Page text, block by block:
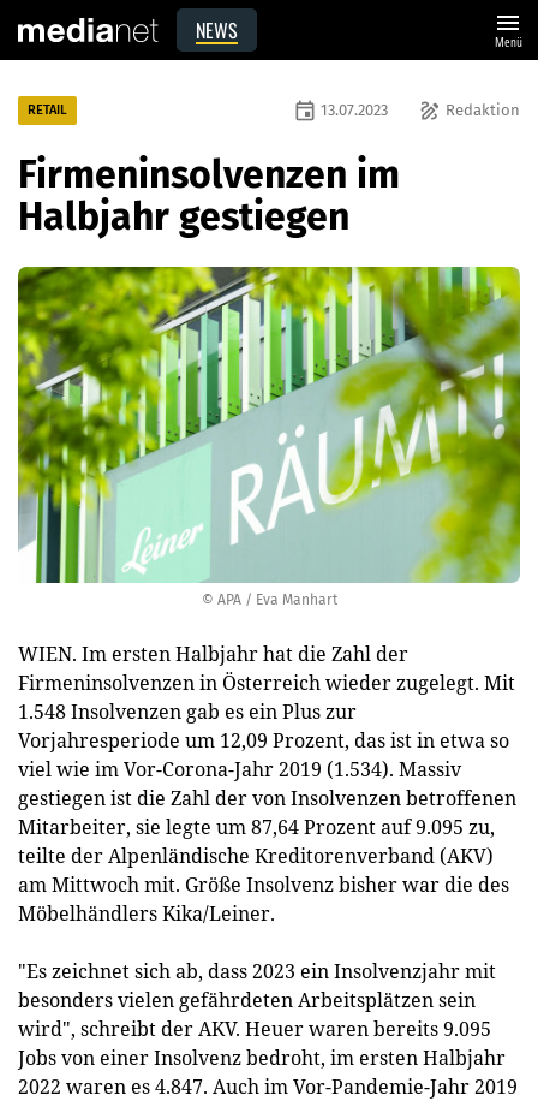
NEWS menu
Menü
© APA / Eva Manhart
RETAIL draw Redaktion
event 13.07.2023
Firmeninsolvenzen im
Halbjahr gestiegen
WIEN. Im ersten Halbjahr hat die Zahl der
Firmeninsolvenzen in Österreich wieder zugelegt. Mit
1.548 Insolvenzen gab es ein Plus zur
Vorjahresperiode um 12,09 Prozent, das ist in etwa so
viel wie im Vor-Corona-Jahr 2019 (1.534). Massiv
gestiegen ist die Zahl der von Insolvenzen betroffenen
Mitarbeiter, sie legte um 87,64 Prozent auf 9.095 zu,
teilte der Alpenländische Kreditorenverband (AKV)
am Mittwoch mit. Größe Insolvenz bisher war die des
Möbelhändlers Kika/Leiner.
"Es zeichnet sich ab, dass 2023 ein Insolvenzjahr mit
besonders vielen gefährdeten Arbeitsplätzen sein
wird", schreibt der AKV. Heuer waren bereits 9.095
Jobs von einer Insolvenz bedroht, im ersten Halbjahr
2022 waren es 4.847. Auch im Vor-Pandemie-Jahr 2019